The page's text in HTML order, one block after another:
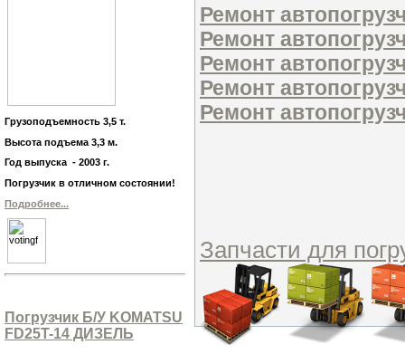
Грузоподъемность 3,5 т.
Высота подъема 3,3 м.
Год выпуска - 2003 г.
Погрузчик в отличном состоянии!
Подробнее...
Погрузчик Б/У KOMATSU
FD25T-14 ДИЗЕЛЬ
Ремонт
Ремонт
Ремонт
Ремонт
Ремонт
Запчасти для